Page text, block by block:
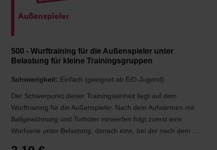
500 - Wurftraining für die Außenspieler unter
Belastung für kleine Trainingsgruppen
Schwierigkeit: Einfach (geeignet ab E/D-Jugend)
Der Schwerpunkt dieser Trainingseinheit liegt auf dem
Wurftraining für die Außenspieler. Nach dem Aufwärmen mit
Ballgewöhnung und Torhüter einwerfen folgt zuerst eine
Wurfserie unter Belastung, danach eine, bei der nach dem ...